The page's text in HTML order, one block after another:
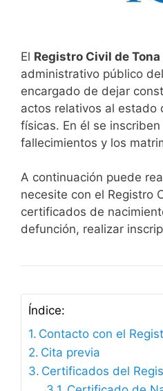
El Registro Civil de Tona
administrativo público
encargado de dejar
actos relativos al estado
físicas. En él se
fallecimientos y los
A continuación puede
necesite con el Registro
certificados de
defunción, realizar
Índice:
Contacto con el
Cita previa
Certificados del